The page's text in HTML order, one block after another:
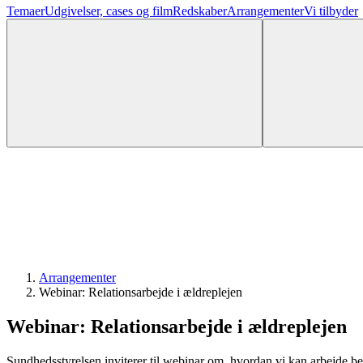
TemaerUdgivelser, cases og filmRedskaberArrangementerVi tilbyder
Arrangementer
Webinar: Relationsarbejde i ældreplejen
Webinar: Relationsarbejde i ældreplejen